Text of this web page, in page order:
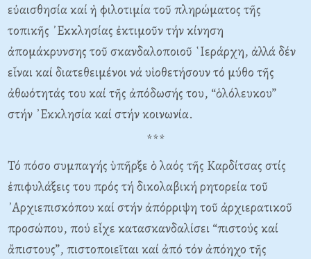
εὐαισθησία καί ἡ φιλοτιμία τοῦ πληρώματος τῆς
τοπικῆς ᾿Εκκλησίας ἐκτιμοῦν τήν κίνηση
ἀπομάκρυνσης τοῦ σκανδαλοποιοῦ ῾Ιεράρχη, ἀλλά δέν
εἶναι καί διατεθειμένοι νά υἱοθετήσουν τό μύθο τῆς
ἀθωότητάς του καί τῆς ἀπόδωσής του, “ὁλόλευκου”
στήν ᾿Εκκλησία καί στήν κοινωνία.
***
Τό πόσο συμπαγής ὑπῆρξε ὁ λαός τῆς Καρδίτσας στίς
ἐπιφυλάξεις του πρός τή δικολαβική ρητορεία τοῦ
᾿Αρχιεπισκόπου καί στήν ἀπόρριψη τοῦ ἀρχιερατικοῦ
προσώπου, πού εἶχε κατασκανδαλίσει “πιστούς καί
ἄπιστους”, πιστοποιεῖται καί ἀπό τόν ἀπόηχο τῆς